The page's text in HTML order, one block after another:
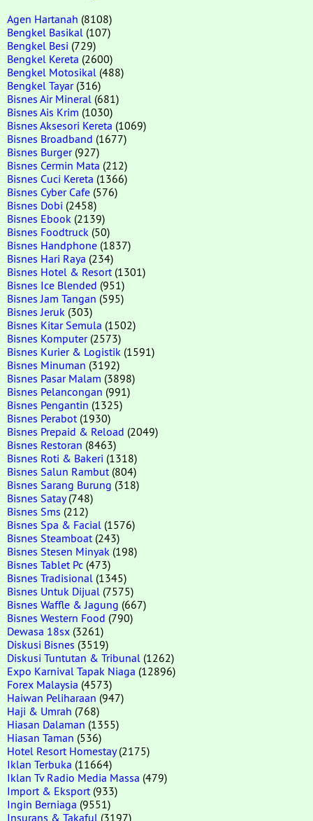
Agen Hartanah (8108)
Bengkel Basikal (107)
Bengkel Besi (729)
Bengkel Kereta (2600)
Bengkel Motosikal (488)
Bengkel Tayar(316)
Bisnes Air Mineral (681)
Bisnes Ais Krim (1030)
Bisnes Aksesori Kereta (1069)
Bisnes Broadband (1677)
Bisnes Burger(927)
Bisnes Cermin Mata (212)
Bisnes Cuci Kereta (1366)
Bisnes Cyber Cafe (576)
Bisnes Dobi (2458)
Bisnes Ebook (2139)
Bisnes Foodtruck (50)
Bisnes Handphone (1837)
Bisnes Hari Raya (234)
Bisnes Hotel & Resort (1301)
Bisnes Ice Blended (951)
Bisnes Jam Tangan (595)
Bisnes Jeruk (303)
Bisnes Kitar Semula (1502)
Bisnes Komputer(2573)
Bisnes Kurier & Logistik (1591)
Bisnes Minuman (3192)
Bisnes Pasar Malam (3898)
Bisnes Pelancongan (991)
Bisnes Pengantin (1325)
Bisnes Perabot (1930)
Bisnes Prepaid & Reload (2049)
Bisnes Restoran (8463)
Bisnes Roti & Bakeri (1318)
Bisnes Salun Rambut (804)
Bisnes Sarang Burung (318)
Bisnes Satay(748)
Bisnes Sms (212)
Bisnes Spa & Facial (1576)
Bisnes Steamboat (243)
Bisnes Stesen Minyak (198)
Bisnes Tablet Pc (473)
Bisnes Tradisional (1345)
Bisnes Untuk Dijual (7575)
Bisnes Waffle & Jagung (667)
Bisnes Western Food (790)
Dewasa 18sx (3261)
Diskusi Bisnes (3519)
Diskusi Tuntutan & Tribunal (1262)
Expo Karnival Tapak Niaga (12896)
Forex Malaysia (4573)
Haiwan Peliharaan (947)
Haji & Umrah (768)
Hiasan Dalaman (1355)
Hiasan Taman (536)
Hotel Resort Homestay(2175)
Iklan Terbuka (11664)
Iklan Tv Radio Media Massa (479)
Import & Eksport (933)
Ingin Berniaga (9551)
Insurans & Takaful (3197)